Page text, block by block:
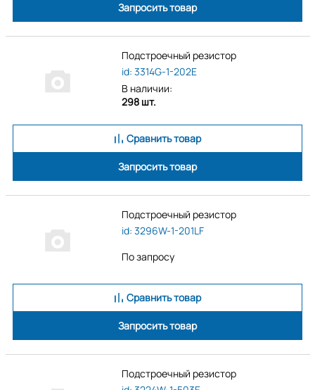
Запросить товар
Подстроечный резистор
id: 3314G-1-202E
В наличии:
298 шт.
Сравнить товар
Запросить товар
Подстроечный резистор
id: 3296W-1-201LF
По запросу
Сравнить товар
Запросить товар
Подстроечный резистор